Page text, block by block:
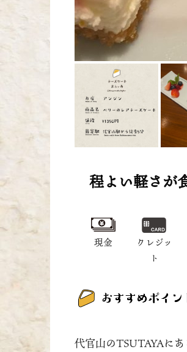
程よい軽さが
現金
クレジッ
ト
代官山のTSUTAYAに